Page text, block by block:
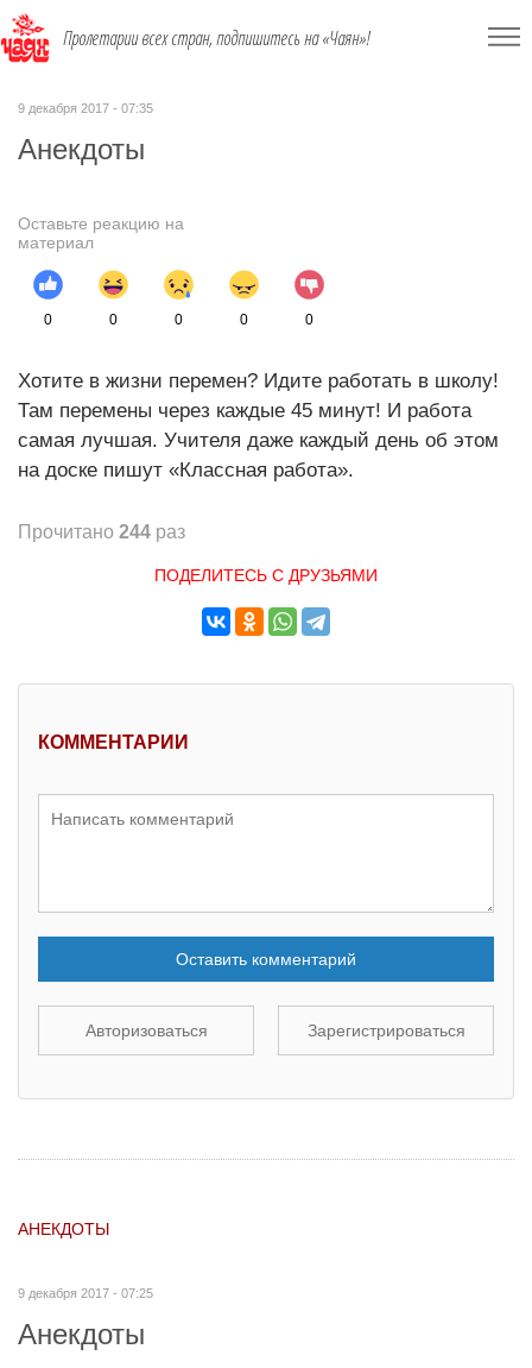
Пролетарии всех стран, подпишитесь на «Чаян»!
9 декабря 2017 - 07:35
Анекдоты
Оставьте реакцию на
материал
0 0 0 0 0
Хотите в жизни перемен? Идите работать в школу!
Там перемены через каждые 45 минут! И работа
самая лучшая. Учителя даже каждый день об этом
на доске пишут «Классная работа».
Прочитано 244 раз
ПОДЕЛИТЕСЬ С ДРУЗЬЯМИ
КОММЕНТАРИИ
Оставить комментарий
Авторизоваться Зарегистрироваться
АНЕКДОТЫ
9 декабря 2017 - 07:25
Анекдоты